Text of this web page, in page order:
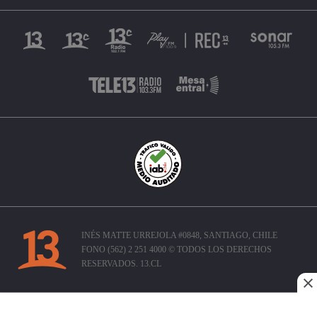
INÉS MATTE URREJOLA #0848, SANTIAGO, CHILE
FONO (562) 2 251 4000 © TODOS LOS DERECHOS
RESERVADOS. 13.CL